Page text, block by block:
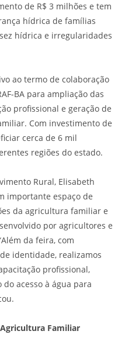
de R$ 3 milhões e tem
hídrica de famílias
hídrica e irregularidades
ao termo de colaboração
BA para ampliação das
profissional e geração de
Com investimento de
cerca de 6 mil
regiões do estado.
Rural, Elisabeth
importante espaço de
da agricultura familiar e
por agricultores e
da feira, com
identidade, realizamos
profissional,
acesso à água para
Familiar